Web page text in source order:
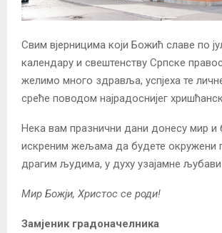
Свим вјерницима који Божић славе по
календару и свештенству Српске
желимо много здравља, успјеха те
среће поводом најрадоснијег
Нека вам празнични дани донесу мир и
искреним жељама да будете окружени
драгим људима, у духу узајамне
Мир Божји, Христос се роди!
Замјеник градоначелника